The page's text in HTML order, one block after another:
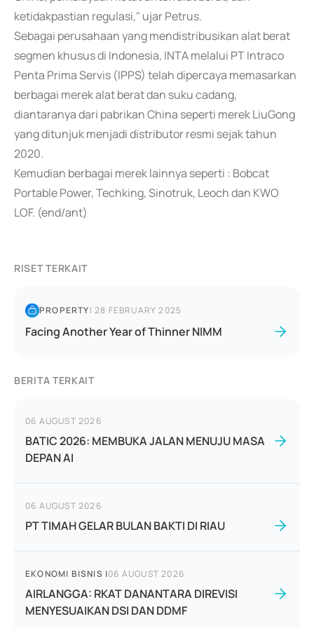
ketidakpastian regulasi," ujar Petrus.
Sebagai perusahaan yang mendistribusikan alat berat
segmen khusus di Indonesia, INTA melalui PT Intraco
Penta Prima Servis (IPPS) telah dipercaya memasarkan
berbagai merek alat berat dan suku cadang,
diantaranya dari pabrikan China seperti merek LiuGong
yang ditunjuk menjadi distributor resmi sejak tahun
2020.
Kemudian berbagai merek lainnya seperti : Bobcat
Portable Power, Techking, Sinotruk, Leoch dan KWO
LOF. (end/ant)
RISET TERKAIT
PROPERTY|28 FEBRUARY 2025
Facing Another Year of Thinner NIMM
BERITA TERKAIT
06 AUGUST 2026
BATIC 2026: MEMBUKA JALAN MENUJU MASA
DEPAN AI
06 AUGUST 2026
PT TIMAH GELAR BULAN BAKTI DI RIAU
EKONOMI BISNIS |06 AUGUST 2026
AIRLANGGA: RKAT DANANTARA DIREVISI
MENYESUAIKAN DSI DAN DDMF